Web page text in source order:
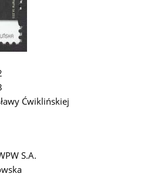
Ćwiklińskiej
S.A.